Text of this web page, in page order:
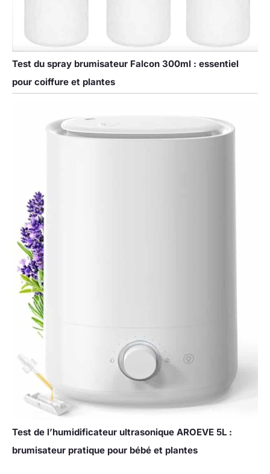
Test du spray brumisateur Falcon 300ml : essentiel
pour coiffure et plantes
Test de l’humidificateur ultrasonique AROEVE 5L :
brumisateur pratique pour bébé et plantes